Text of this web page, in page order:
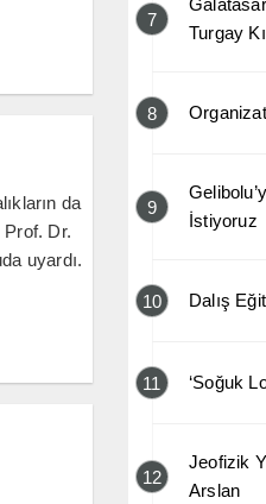
da
Prof. Dr.
uyardı.
7
Turgay
8
9
İstiyoruz
10 Dalış
11 ‘Soğuk
12
Jeofizik
Arslan